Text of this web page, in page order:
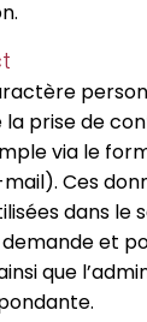
prise de
via le
Ces
dans le
et
que